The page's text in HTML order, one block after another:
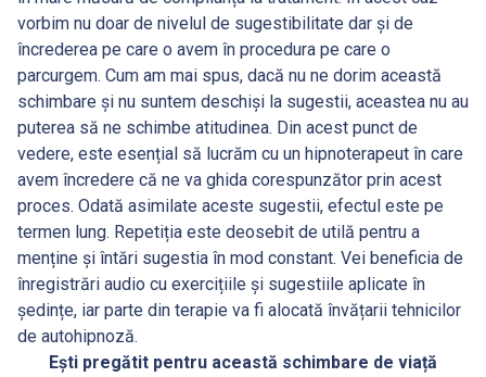
vorbim nu doar de nivelul de sugestibilitate dar și de
încrederea pe care o avem în procedura pe care o
parcurgem. Cum am mai spus, dacă nu ne dorim această
schimbare și nu suntem deschiși la sugestii, aceastea nu au
puterea să ne schimbe atitudinea. Din acest punct de
vedere, este esențial să lucrăm cu un hipnoterapeut în care
avem încredere că ne va ghida corespunzător prin acest
proces. Odată asimilate aceste sugestii, efectul este pe
termen lung. Repetiția este deosebit de utilă pentru a
menține și întări sugestia în mod constant. Vei beneficia de
înregistrări audio cu exercițiile și sugestiile aplicate în
ședințe, iar parte din terapie va fi alocată învățarii tehnicilor
de autohipnoză.
Ești pregătit pentru această schimbare de viață